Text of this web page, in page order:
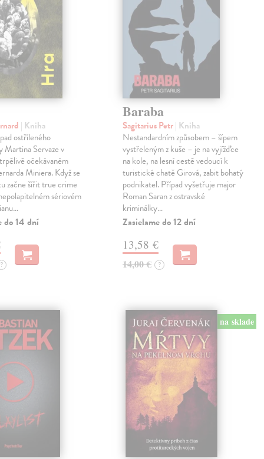
| Kniha
ostříleného
Martina Servaze v
očekávaném
Miniera. Když se
začne šířit true crime
sériovém
do 14 dní
?
Baraba
Sagitarius Petr| Kniha
Nestandardním způsobem – šípem
vystřeleným z kuše – je na vyjížďce
na kole, na lesní cestě vedoucí k
turistické chatě Girová, zabit bohatý
podnikatel. Případ vyšetřuje major
Roman Saran z ostravské
kriminálky…
Zasielame do 12 dní
13,58 €
14,00 € ?
na sklade